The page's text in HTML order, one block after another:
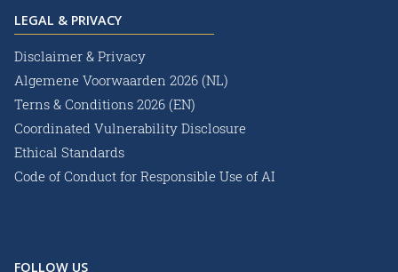
LEGAL & PRIVACY
Disclaimer & Privacy
Algemene Voorwaarden 2026 (NL)
Terns & Conditions 2026 (EN)
Coordinated Vulnerability Disclosure
Ethical Standards
Code of Conduct for Responsible Use of AI
FOLLOW US